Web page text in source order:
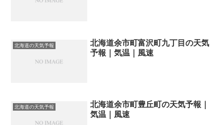
北海道の天気予報
北海道余市町富沢町九丁目の天気
予報｜気温｜風速
北海道の天気予報
北海道余市町豊丘町の天気予報｜
気温｜風速